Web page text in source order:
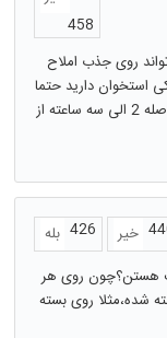
458
روی جذب املاح
استخوان دارید حتما
از مکمل های کلسیم ویتامین دی و آن هم با فاصله 2 الی سه ساعته از
بله 426 خیر
هستن؟چون روی هر
شده،مثلا روی بسته